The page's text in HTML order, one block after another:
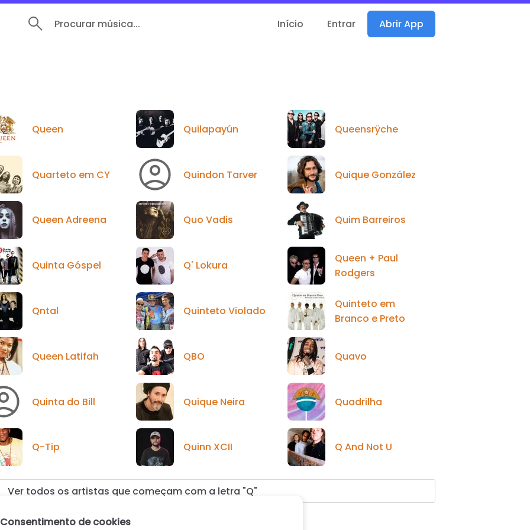
Procurar música... Início Entrar Abrir App
Queen Quilapayún Queensrÿche
Quarteto em CY Quindon Tarver Quique González
Queen Adreena Quo Vadis Quim Barreiros
Quinta Góspel Q' Lokura
Queen + Paul
Rodgers
Qntal Quinteto Violado
Quinteto em
Branco e Preto
Queen Latifah QBO Quavo
Quinta do Bill Quique Neira Quadrilha
Q-Tip Quinn XCII Q And Not U
Ver todos os artistas que começam com a letra "Q"
Consentimento de cookies